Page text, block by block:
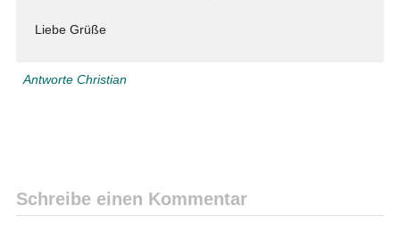
Liebe Grüße
Antworte Christian
Schreibe einen Kommentar